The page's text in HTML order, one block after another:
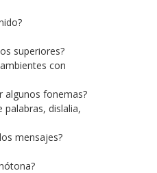
superiores?
con
algunos fonemas?
palabras, dislalia,
mensajes?